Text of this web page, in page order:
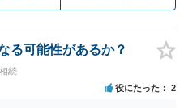
る可能性があるか？
続
役にたった 2